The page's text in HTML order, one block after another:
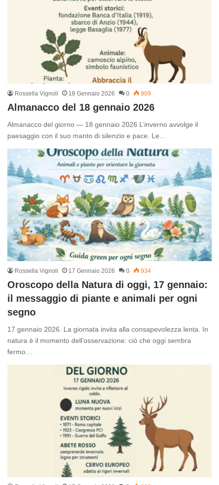
Rossella Vignoli 18 Gennaio 2026 0 909
Almanacco del 18 gennaio 2026
Almanacco del giorno — 18 gennaio 2026 L’inverno avvolge il
paesaggio con il suo manto di silenzio e pace. Le…
Rossella Vignoli 17 Gennaio 2026 0 934
Oroscopo della Natura di oggi, 17 gennaio:
il messaggio di piante e animali per ogni
segno
17 gennaio 2026. La giornata invita alla consapevolezza lenta. In
natura è il momento dell’osservazione: ciò che oggi sembra
fermo…